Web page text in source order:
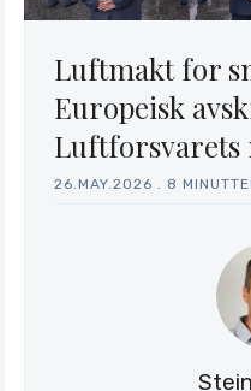
Luftmakt for
Europeisk
Luftforsvarets
26.MAY.2026 8